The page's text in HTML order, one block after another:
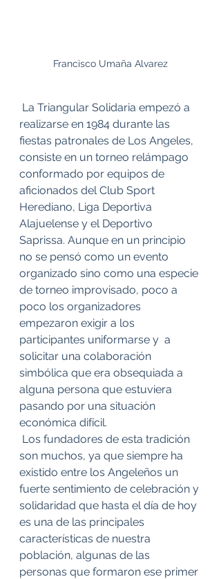
Francisco Umaña Alvarez
realizarse en 1984 durante las
fiestas patronales de Los Angeles,
consiste en un torneo relámpago
conformado por equipos de
aficionados del Club Sport
Herediano, Liga Deportiva
Alajuelense y el Deportivo
Saprissa. Aunque en un principio
no se pensó como un evento
organizado sino como una especie
de torneo improvisado, poco a
poco los organizadores
empezaron exigir a los
participantes uniformarse y  a
solicitar una colaboración
simbólica que era obsequiada a
alguna persona que estuviera
pasando por una situación
económica difícil.
son muchos, ya que siempre ha
existido entre los Angeleños un
fuerte sentimiento de celebración y
solidaridad que hasta el día de hoy
es una de las principales
características de nuestra
población, algunas de las
personas que formaron ese primer